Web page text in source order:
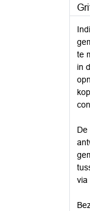
te
in
De
via